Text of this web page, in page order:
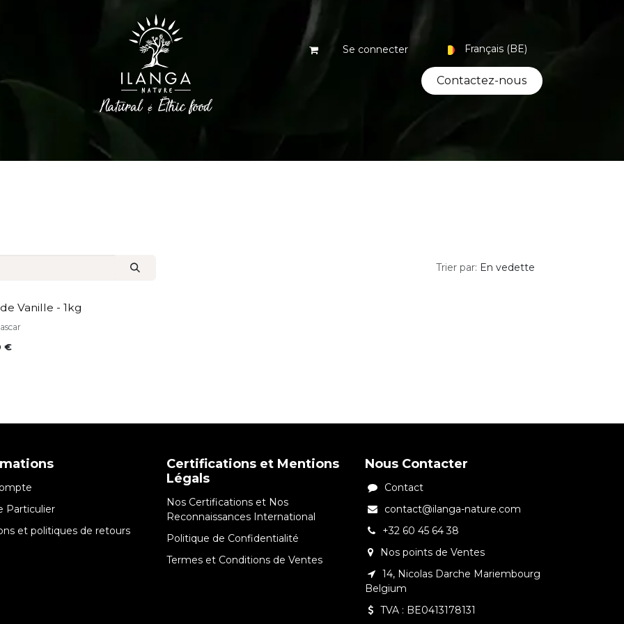
Se connecter Français (BE)
Contacte​​​​z-nous
Trier par: En vedette
Vanille - 1kg
€
Particulier
et politiques de retours
Certifications et Mentions
Légals
Nos Certifications et Nos
Reconnaissances International
Politique de Confidentialité
Termes et Conditions de Ventes
Nous Contacter
Contact
contact@ilanga-nature.com
+32 60 45 64 38
Nos points de Ventes
14, Nicolas Darche Mariembourg
Belgium
TVA : BE0413178131